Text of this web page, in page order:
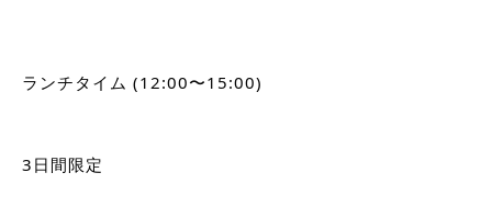
ランチタイム (12:00〜15:00)
3日間限定